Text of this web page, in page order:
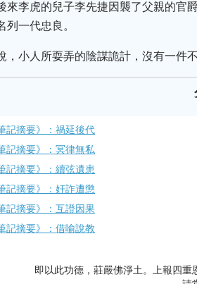
來李虎的兒子李先捷因襲了父親的官
列一代忠良。
，小人所耍弄的陰謀詭計，沒有一件
記摘要》：禍延後代
記摘要》：冥律無私
記摘要》：續弦遺患
記摘要》：奸詐遭懲
記摘要》：互證因果
記摘要》：借喻說教
即以此功德，莊嚴佛淨土。上報四重